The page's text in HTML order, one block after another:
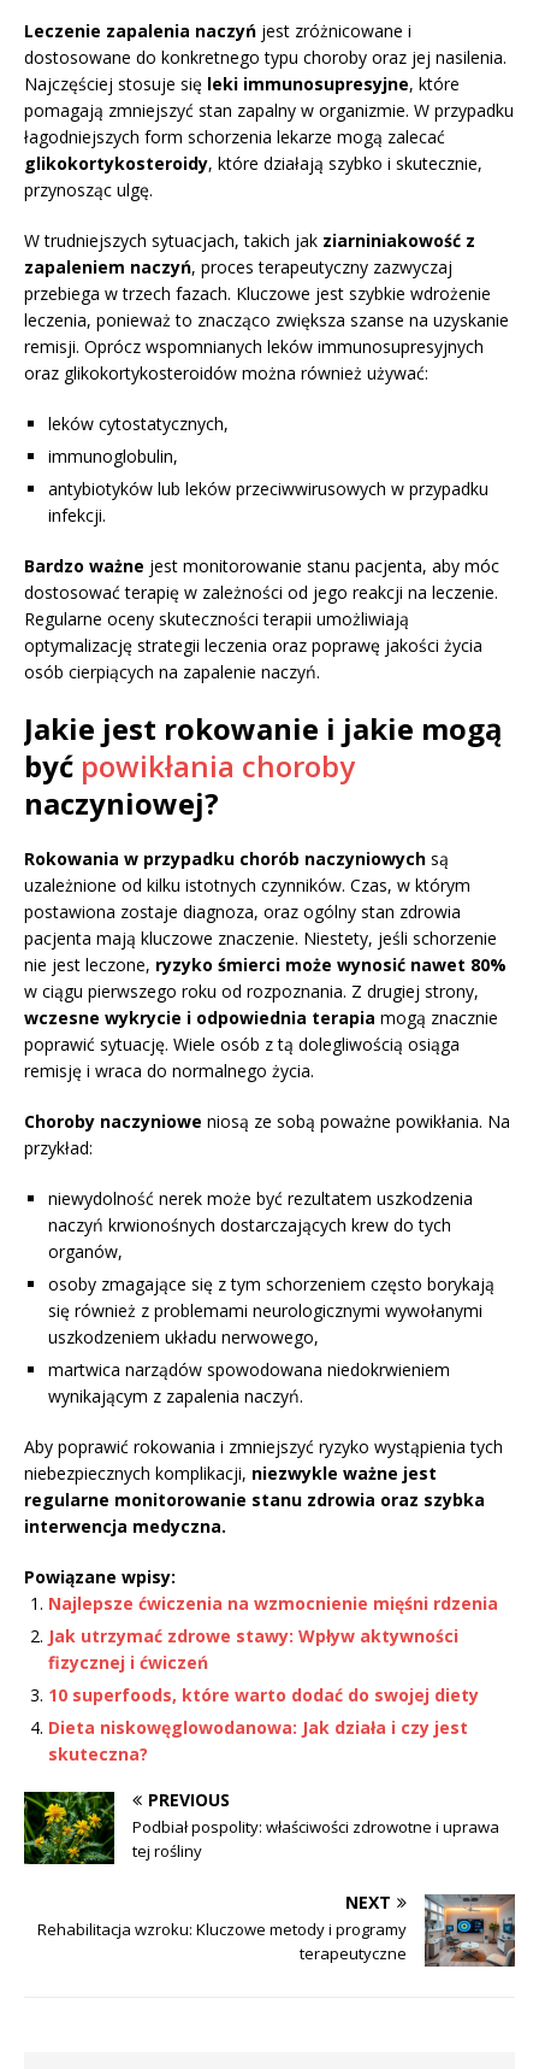
Leczenie zapalenia naczyń jest zróżnicowane i
dostosowane do konkretnego typu choroby oraz jej nasilenia.
Najczęściej stosuje się leki immunosupresyjne, które
pomagają zmniejszyć stan zapalny w organizmie. W przypadku
łagodniejszych form schorzenia lekarze mogą zalecać
glikokortykosteroidy, które działają szybko i skutecznie,
przynosząc ulgę.
W trudniejszych sytuacjach, takich jak ziarniniakowość z
zapaleniem naczyń, proces terapeutyczny zazwyczaj
przebiega w trzech fazach. Kluczowe jest szybkie wdrożenie
leczenia, ponieważ to znacząco zwiększa szanse na uzyskanie
remisji. Oprócz wspomnianych leków immunosupresyjnych
oraz glikokortykosteroidów można również używać:
leków cytostatycznych,
immunoglobulin,
antybiotyków lub leków przeciwwirusowych w przypadku
infekcji.
Bardzo ważne jest monitorowanie stanu pacjenta, aby móc
dostosować terapię w zależności od jego reakcji na leczenie.
Regularne oceny skuteczności terapii umożliwiają
optymalizację strategii leczenia oraz poprawę jakości życia
osób cierpiących na zapalenie naczyń.
Jakie jest rokowanie i jakie mogą
być powikłania choroby
naczyniowej?
Rokowania w przypadku chorób naczyniowych są
uzależnione od kilku istotnych czynników. Czas, w którym
postawiona zostaje diagnoza, oraz ogólny stan zdrowia
pacjenta mają kluczowe znaczenie. Niestety, jeśli schorzenie
nie jest leczone, ryzyko śmierci może wynosić nawet 80%
w ciągu pierwszego roku od rozpoznania. Z drugiej strony,
wczesne wykrycie i odpowiednia terapia mogą znacznie
poprawić sytuację. Wiele osób z tą dolegliwością osiąga
remisję i wraca do normalnego życia.
Choroby naczyniowe niosą ze sobą poważne powikłania. Na
przykład:
niewydolność nerek może być rezultatem uszkodzenia
naczyń krwionośnych dostarczających krew do tych
organów,
osoby zmagające się z tym schorzeniem często borykają
się również z problemami neurologicznymi wywołanymi
uszkodzeniem układu nerwowego,
martwica narządów spowodowana niedokrwieniem
wynikającym z zapalenia naczyń.
Aby poprawić rokowania i zmniejszyć ryzyko wystąpienia tych
niebezpiecznych komplikacji, niezwykle ważne jest
regularne monitorowanie stanu zdrowia oraz szybka
interwencja medyczna.
Powiązane wpisy:
Najlepsze ćwiczenia na wzmocnienie mięśni rdzenia
Jak utrzymać zdrowe stawy: Wpływ aktywności
fizycznej i ćwiczeń
10 superfoods, które warto dodać do swojej diety
Dieta niskowęglowodanowa: Jak działa i czy jest
skuteczna?
PREVIOUS
Podbiał pospolity: właściwości zdrowotne i uprawa
tej rośliny
NEXT
Rehabilitacja wzroku: Kluczowe metody i programy
terapeutyczne